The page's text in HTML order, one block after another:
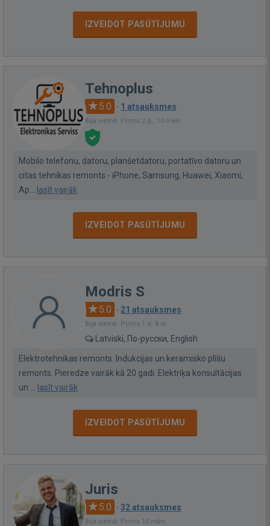
IZVEIDOT PASŪTĪJUMU
Tehnoplus
5.0 · 1 atsauksmes
Bija vietnē: Pirms 2 g., 10 mēn.
Mobilo telefonu, datoru, planšetdatoru, portatīvo datoru un
citas tehnikas remonts - iPhone, Samsung, Huawei, Xiaomi,
Ap... lasīt vairāk
IZVEIDOT PASŪTĪJUMU
Modris S
5.0 · 21 atsauksmes
Bija vietnē: Pirms 1 d. 8 st.
Latviski, По-русски, English
Elektrotehnikas remonts. Indukcijas un keramisko plīšu
remonts. Pieredze vairāk kā 20 gadi. Elektriķa konsultācijas
un ... lasīt vairāk
IZVEIDOT PASŪTĪJUMU
Juris
5.0 · 32 atsauksmes
Bija vietnē: Pirms 10 mēn.